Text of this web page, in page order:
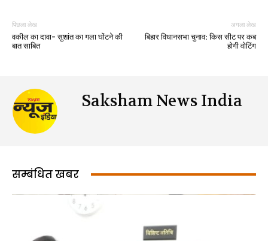
पिछला लेख
वकील का दावा- सुशांत का गला घोंटने की
बात साबित
अगला लेख
बिहार विधानसभा चुनाव: किस सीट पर कब
होगी वोटिंग
Saksham News India
सम्बंधित खबर